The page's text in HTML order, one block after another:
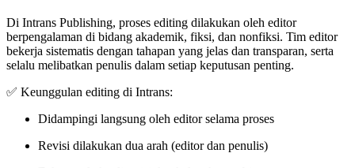
Di Intrans Publishing, proses editing dilakukan oleh editor
berpengalaman di bidang akademik, fiksi, dan nonfiksi. Tim editor
bekerja sistematis dengan tahapan yang jelas dan transparan, serta
selalu melibatkan penulis dalam setiap keputusan penting.
✅ Keunggulan editing di Intrans:
Didampingi langsung oleh editor selama proses
Revisi dilakukan dua arah (editor dan penulis)